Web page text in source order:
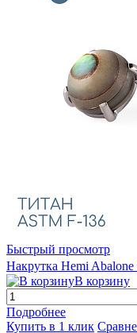
Быстрый просмотр
Накрутка Hemi
В корзину
Подробнее
Купить в 1 клик